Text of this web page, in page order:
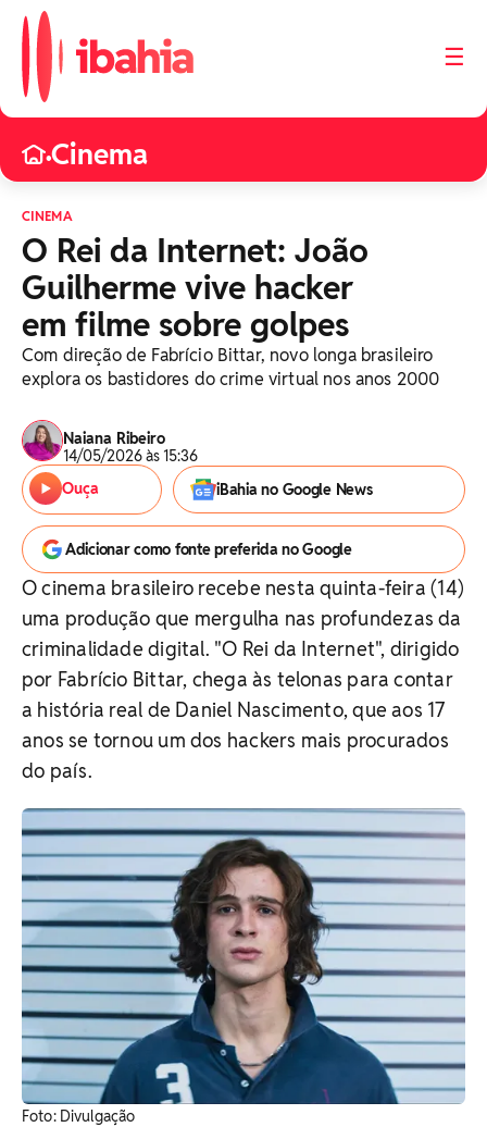
☰
•Cinema
CINEMA
O Rei da Internet: João
Guilherme vive hacker
em filme sobre golpes
Com direção de Fabrício Bittar, novo longa brasileiro
explora os bastidores do crime virtual nos anos 2000
Naiana Ribeiro
14/05/2026 às 15:36
Ouça
iBahia no Google News
Adicionar como fonte preferida no Google
O cinema brasileiro recebe nesta quinta-feira (14)
uma produção que mergulha nas profundezas da
criminalidade digital. "O Rei da Internet", dirigido
por Fabrício Bittar, chega às telonas para contar
a história real de Daniel Nascimento, que aos 17
anos se tornou um dos hackers mais procurados
do país.
Foto: Divulgação